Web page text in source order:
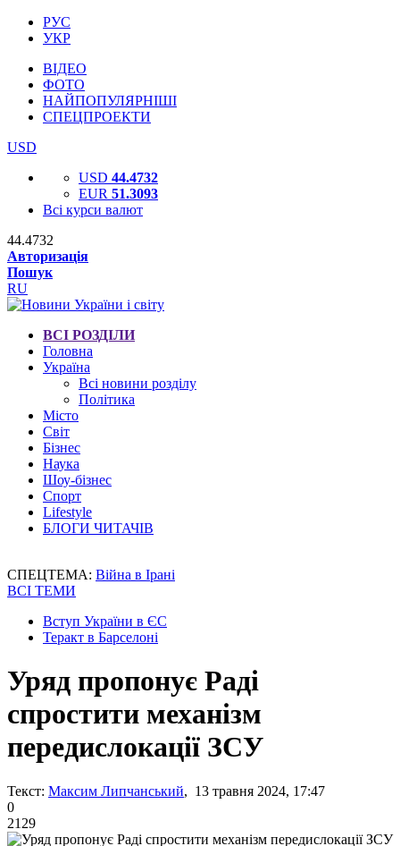
РУС
УКР
ВІДЕО
ФОТО
НАЙПОПУЛЯРНІШІ
СПЕЦПРОЕКТИ
USD
USD 44.4732
EUR 51.3093
Всі курси валют
44.4732
Авторизація
Пошук
RU
ВСІ РОЗДІЛИ
Головна
Україна
Всі новини розділу
Політика
Місто
Світ
Бізнес
Наука
Шоу-бізнес
Спорт
Lifestyle
БЛОГИ ЧИТАЧІВ
СПЕЦТЕМА: Війна в Ірані
ВСІ ТЕМИ
Вступ України в ЄС
Теракт в Барселоні
Уряд пропонує Раді
спростити механізм
передислокації ЗСУ
Текст: Максим Липчанський, 13 травня 2024, 17:47
0
2129